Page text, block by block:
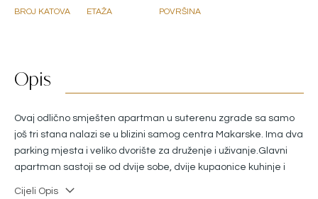
BROJ KATOVA ETAŽA POVRŠINA
Opis
Ovaj odlično smješten apartman u suterenu zgrade sa samo
još tri stana nalazi se u blizini samog centra Makarske. Ima dva
parking mjesta i veliko dvorište za druženje i uživanje.Glavni
apartman sastoji se od dvije sobe, dvije kupaonice kuhinje i
Cijeli Opis